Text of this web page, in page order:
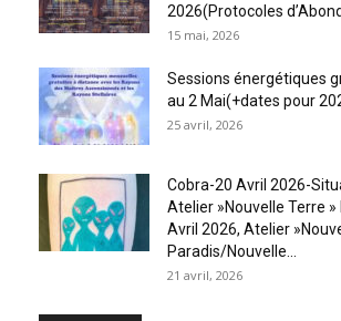
2026(Protocoles
15 mai, 2026
Sessions énergétiques
au 2 Mai(+dates pour
25 avril, 2026
Cobra-20 Avril 2026-
Atelier »Nouvelle Terre
Avril 2026, Atelier
Paradis/Nouvelle...
21 avril, 2026